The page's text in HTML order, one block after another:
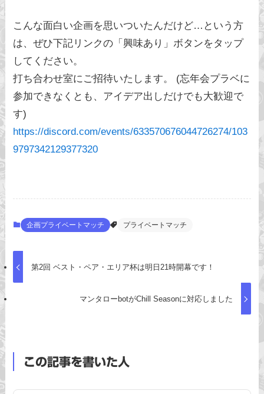
こんな面白い企画を思いついたんだけど…という方
は、ぜひ下記リンクの「興味あり」ボタンをタップ
してください。
打ち合わせ室にご招待いたします。 (忘年会プラベに
参加できなくとも、アイデア出しだけでも大歓迎で
す)
https://discord.com/events/633570676044726274/103
9797342129377320
企画プライベートマッチ プライベートマッチ
第2回 ベスト・ペア・エリア杯は明日21時開幕です！
マンタローbotがChill Seasonに対応しました
この記事を書いた人